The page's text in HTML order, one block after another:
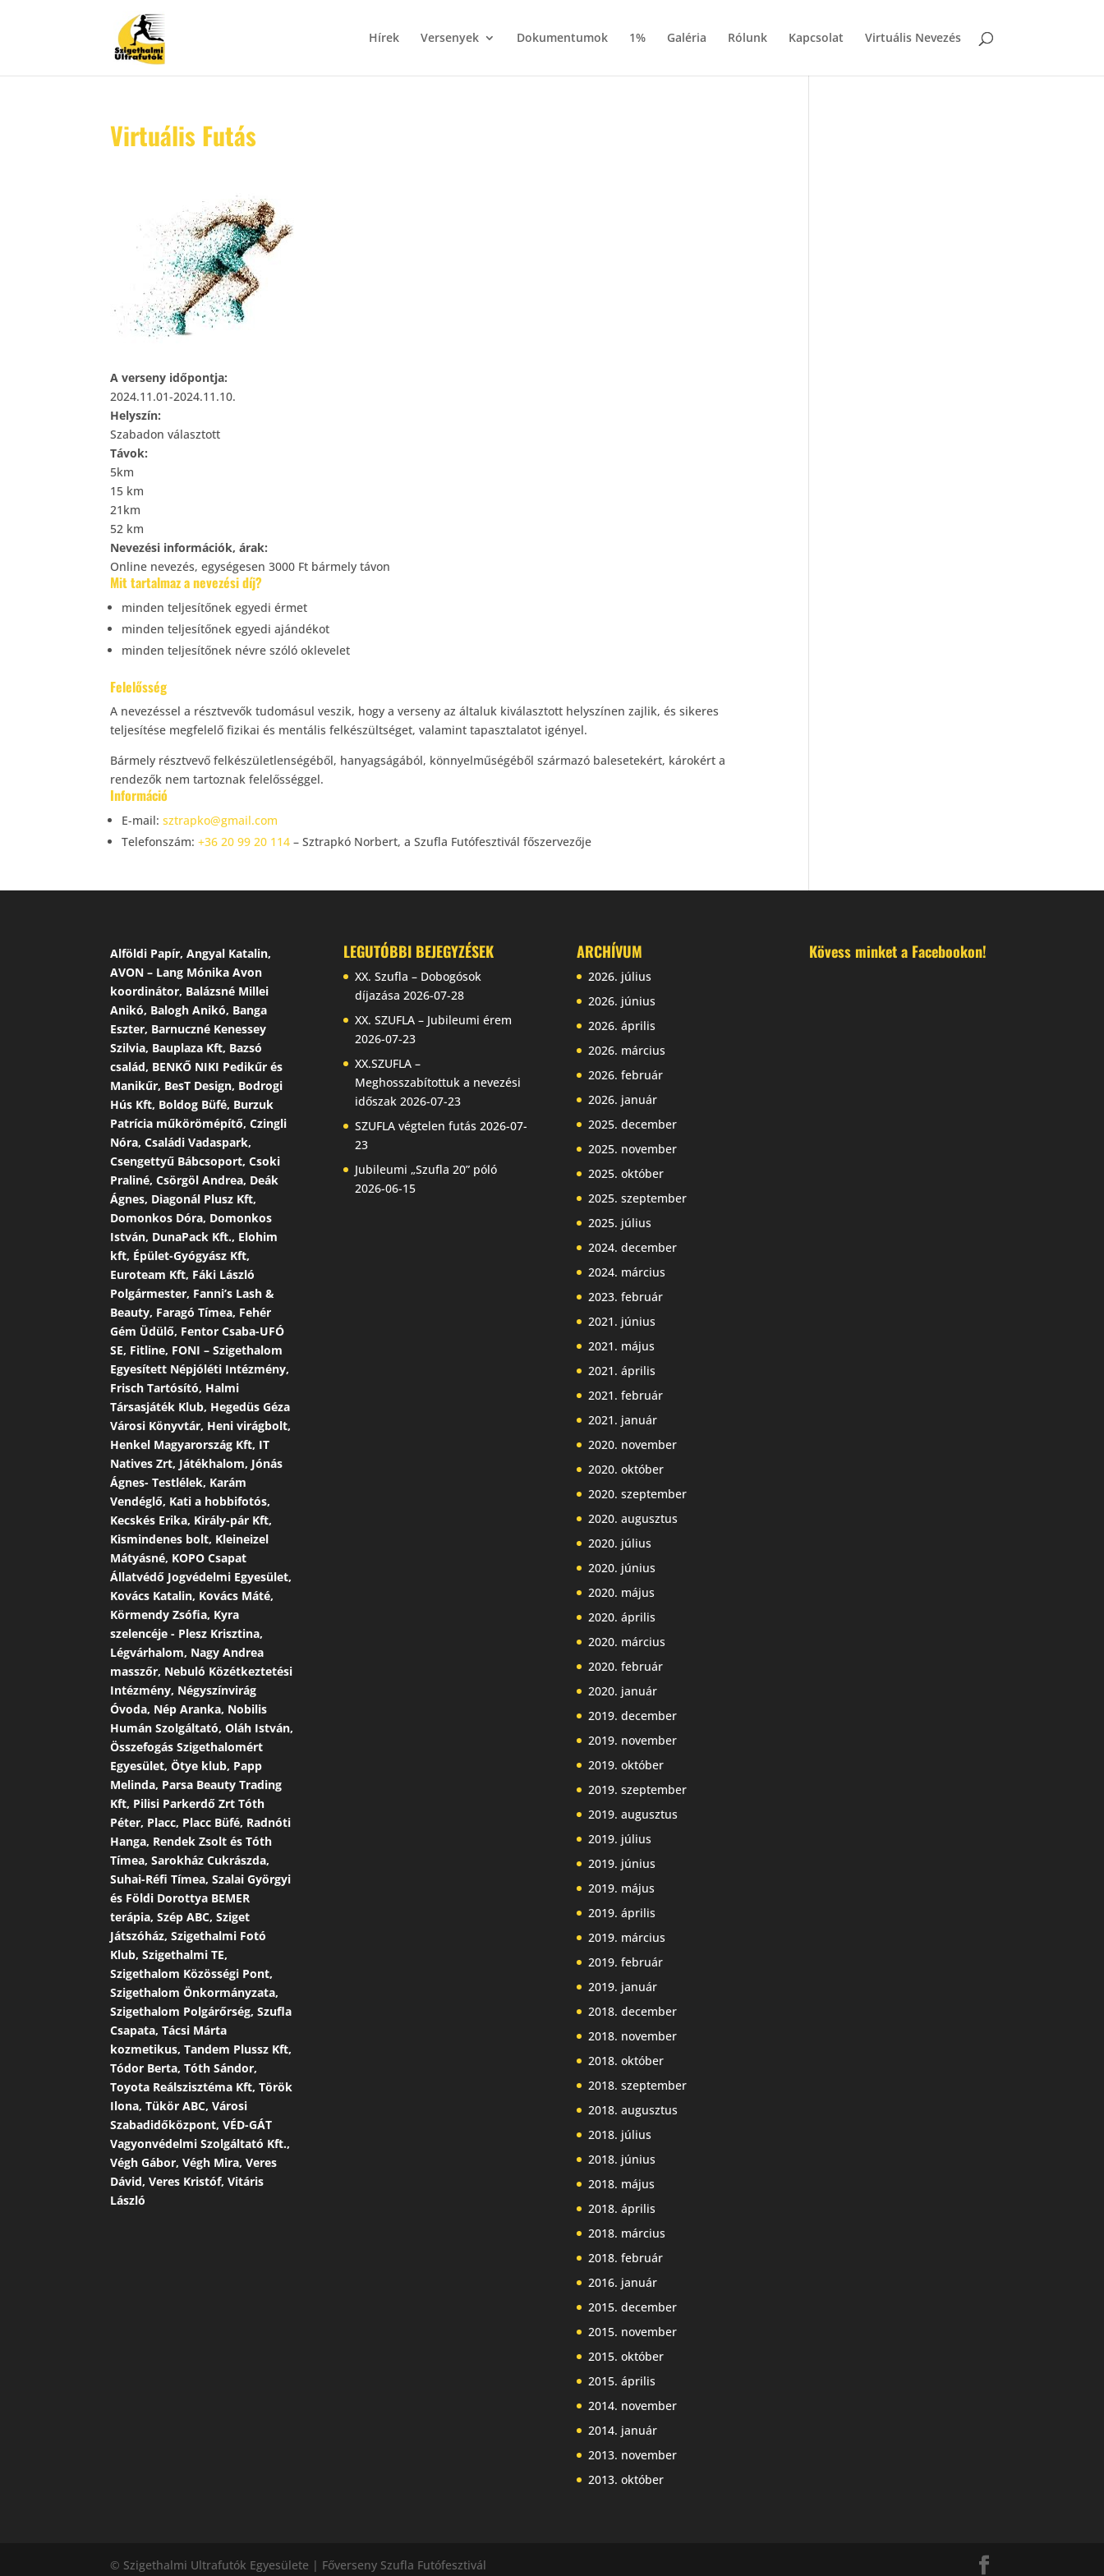
Hírek Versenyek Dokumentumok 1% Galéria Rólunk Kapcsolat Virtuális Nevezés
Virtuális Futás
A verseny időpontja:
2024.11.01-2024.11.10.
Helyszín:
Szabadon választott
Távok:
5km
15 km
21km
52 km
Nevezési információk, árak:
Online nevezés, egységesen 3000 Ft bármely távon
Mit tartalmaz a nevezési díj?
minden teljesítőnek egyedi érmet
minden teljesítőnek egyedi ajándékot
minden teljesítőnek névre szóló oklevelet
Felelősség
A nevezéssel a résztvevők tudomásul veszik, hogy a verseny az általuk kiválasztott helyszínen zajlik, és sikeres
teljesítése megfelelő fizikai és mentális felkészültséget, valamint tapasztalatot igényel.
Bármely résztvevő felkészületlenségéből, hanyagságából, könnyelműségéből származó balesetekért, károkért a
rendezők nem tartoznak felelősséggel.
Információ
E-mail:sztrapko@gmail.com
Telefonszám:+36 20 99 20 114 – Sztrapkó Norbert, a Szufla Futófesztivál főszervezője
Alföldi Papír, Angyal Katalin,
AVON – Lang Mónika Avon
koordinátor, Balázsné Millei
Anikó, Balogh Anikó, Banga
Eszter, Barnuczné Kenessey
Szilvia, Bauplaza Kft, Bazsó
család, BENKŐ NIKI Pedikűr és
Manikűr, BesT Design, Bodrogi
Hús Kft, Boldog Büfé, Burzuk
Patrícia műkörömépítő, Czingli
Nóra, Családi Vadaspark,
Csengettyű Bábcsoport, Csoki
Praliné, Csörgöl Andrea, Deák
Ágnes, Diagonál Plusz Kft,
Domonkos Dóra, Domonkos
István, DunaPack Kft., Elohim
kft, Épület-Gyógyász Kft,
Euroteam Kft, Fáki László
Polgármester, Fanni’s Lash &
Beauty, Faragó Tímea, Fehér
Gém Üdülő, Fentor Csaba-UFÓ
SE, Fitline, FONI – Szigethalom
Egyesített Népjóléti Intézmény,
Frisch Tartósító, Halmi
Társasjáték Klub, Hegedüs Géza
Városi Könyvtár, Heni virágbolt,
Henkel Magyarország Kft, IT
Natives Zrt, Játékhalom, Jónás
Ágnes- Testlélek, Karám
Vendéglő, Kati a hobbifotós,
Kecskés Erika, Király-pár Kft,
Kismindenes bolt, Kleineizel
Mátyásné, KOPO Csapat
Állatvédő Jogvédelmi Egyesület,
Kovács Katalin, Kovács Máté,
Körmendy Zsófia, Kyra
szelencéje - Plesz Krisztina,
Légvárhalom, Nagy Andrea
masszőr, Nebuló Közétkeztetési
Intézmény, Négyszínvirág
Óvoda, Nép Aranka, Nobilis
Humán Szolgáltató, Oláh István,
Összefogás Szigethalomért
Egyesület, Ötye klub, Papp
Melinda, Parsa Beauty Trading
Kft, Pilisi Parkerdő Zrt Tóth
Péter, Placc, Placc Büfé, Radnóti
Hanga, Rendek Zsolt és Tóth
Tímea, Sarokház Cukrászda,
Suhai-Réfi Tímea, Szalai Györgyi
és Földi Dorottya BEMER
terápia, Szép ABC, Sziget
Játszóház, Szigethalmi Fotó
Klub, Szigethalmi TE,
Szigethalom Közösségi Pont,
Szigethalom Önkormányzata,
Szigethalom Polgárőrség, Szufla
Csapata, Tácsi Márta
kozmetikus, Tandem Plussz Kft,
Tódor Berta, Tóth Sándor,
Toyota Reálszisztéma Kft, Török
Ilona, Tükör ABC, Városi
Szabadidőközpont, VÉD-GÁT
Vagyonvédelmi Szolgáltató Kft.,
Végh Gábor, Végh Mira, Veres
Dávid, Veres Kristóf, Vitáris
László
LEGUTÓBBI BEJEGYZÉSEK
XX. Szufla – Dobogósok
díjazása 2026-07-28
XX. SZUFLA – Jubileumi érem
2026-07-23
XX.SZUFLA –
Meghosszabítottuk a nevezési
időszak 2026-07-23
SZUFLA végtelen futás 2026-07-
23
Jubileumi „Szufla 20” póló
2026-06-15
ARCHÍVUM
2026. július
2026. június
2026. április
2026. március
2026. február
2026. január
2025. december
2025. november
2025. október
2025. szeptember
2025. július
2024. december
2024. március
2023. február
2021. június
2021. május
2021. április
2021. február
2021. január
2020. november
2020. október
2020. szeptember
2020. augusztus
2020. július
2020. június
2020. május
2020. április
2020. március
2020. február
2020. január
2019. december
2019. november
2019. október
2019. szeptember
2019. augusztus
2019. július
2019. június
2019. május
2019. április
2019. március
2019. február
2019. január
2018. december
2018. november
2018. október
2018. szeptember
2018. augusztus
2018. július
2018. június
2018. május
2018. április
2018. március
2018. február
2016. január
2015. december
2015. november
2015. október
2015. április
2014. november
2014. január
2013. november
2013. október
Kövess minket a Facebookon!
© Szigethalmi Ultrafutók Egyesülete | Főverseny Szufla Futófesztivál